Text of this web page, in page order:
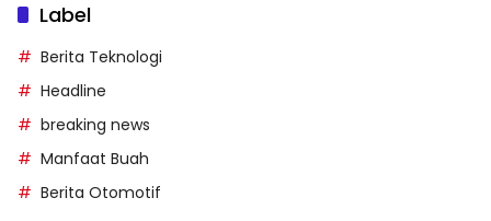
Label
Berita Teknologi
Headline
breaking news
Manfaat Buah
Berita Otomotif